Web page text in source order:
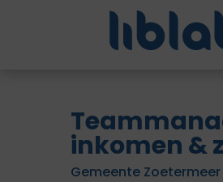
inkomen &
Gemeente Zoetermeer